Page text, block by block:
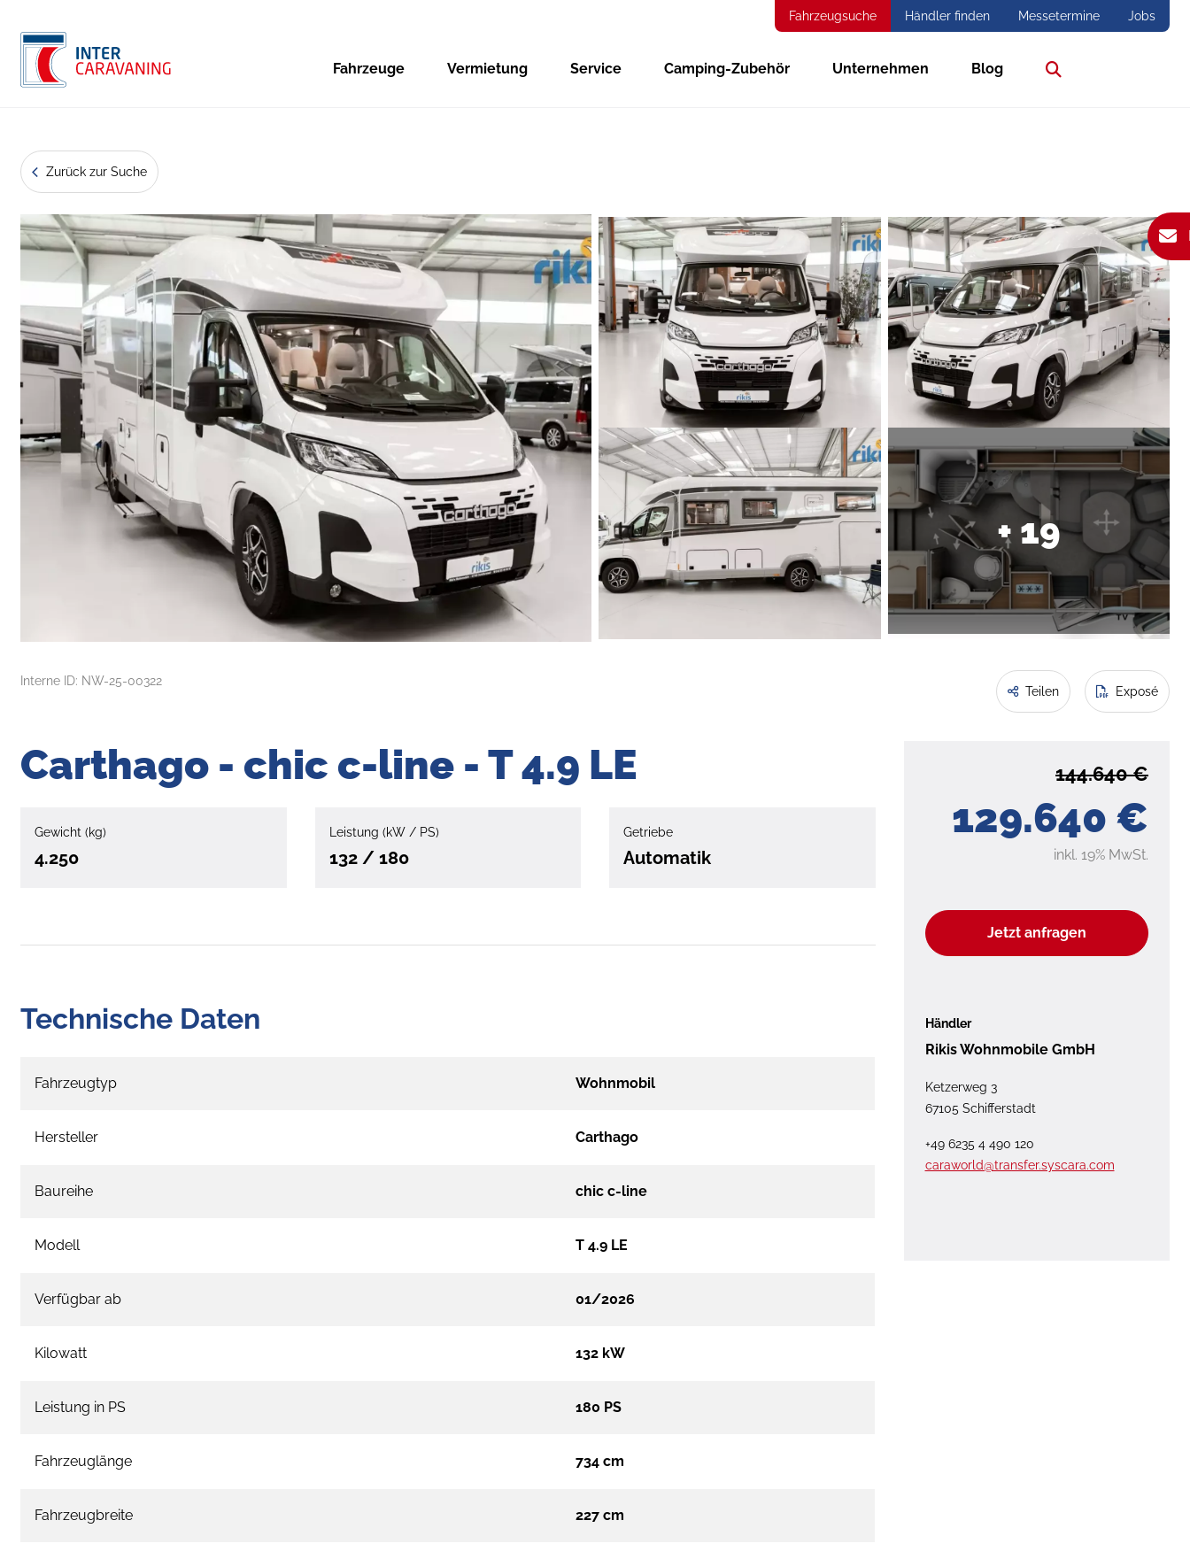
Fahrzeugsuche Händler finden Messetermine Jobs
Fahrzeuge Vermietung Service Camping-Zubehör Unternehmen Blog
Zurück zur Suche
+ 19
Interne ID: NW-25-00322
Teilen Exposé
129.640 €
144.640 €
inkl. 19% MwSt.
Jetzt anfragen
Händler
Rikis Wohnmobile GmbH
Ketzerweg 3
67105 Schifferstadt
+49 6235 4 490 120
caraworld@transfer.syscara.com
Carthago - chic c-line - T 4.9 LE
Gewicht (kg)
4.250
Leistung (kW / PS)
132 / 180
Getriebe
Automatik
Technische Daten
Fahrzeugtyp Wohnmobil
Hersteller Carthago
Baureihe chic c-line
Modell T 4.9 LE
Verfügbar ab 01/2026
Kilowatt 132 kW
Leistung in PS 180 PS
Fahrzeuglänge 734 cm
Fahrzeugbreite 227 cm